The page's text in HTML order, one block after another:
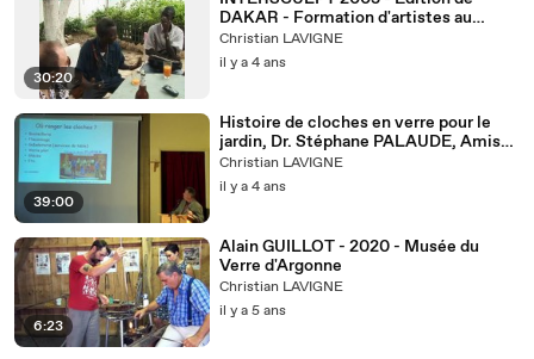
30:20
DAKAR - Formation d'artistes au
numérique. Débats.
Christian LAVIGNE
il y a 4 ans
39:00
Histoire de cloches en verre pour le
jardin, Dr. Stéphane PALAUDE, Amis
du Verre d'Argonne
Christian LAVIGNE
il y a 4 ans
6:23
Alain GUILLOT - 2020 - Musée du
Verre d'Argonne
Christian LAVIGNE
il y a 5 ans